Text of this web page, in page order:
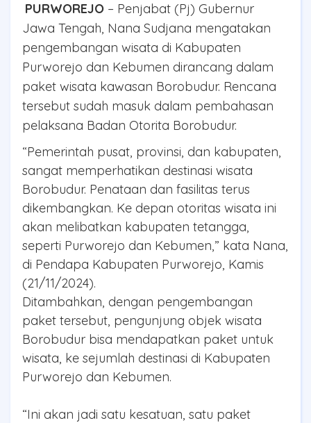
PURWOREJO – Penjabat (Pj) Gubernur
Jawa Tengah, Nana Sudjana mengatakan
pengembangan wisata di Kabupaten
Purworejo dan Kebumen dirancang dalam
paket wisata kawasan Borobudur. Rencana
tersebut sudah masuk dalam pembahasan
pelaksana Badan Otorita Borobudur.
“Pemerintah pusat, provinsi, dan kabupaten,
sangat memperhatikan destinasi wisata
Borobudur. Penataan dan fasilitas terus
dikembangkan. Ke depan otoritas wisata ini
akan melibatkan kabupaten tetangga,
seperti Purworejo dan Kebumen,” kata Nana,
di Pendapa Kabupaten Purworejo, Kamis
(21/11/2024).
Ditambahkan, dengan pengembangan
paket tersebut, pengunjung objek wisata
Borobudur bisa mendapatkan paket untuk
wisata, ke sejumlah destinasi di Kabupaten
Purworejo dan Kebumen.
“Ini akan jadi satu kesatuan, satu paket